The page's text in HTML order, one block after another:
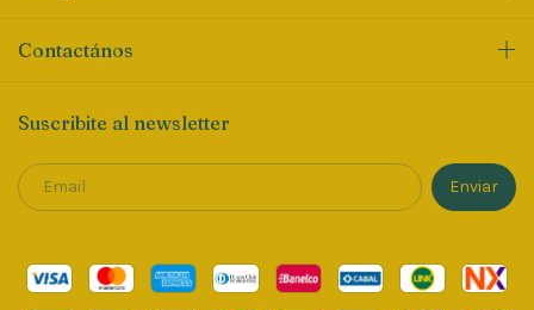
Contactános
Suscribite al newsletter